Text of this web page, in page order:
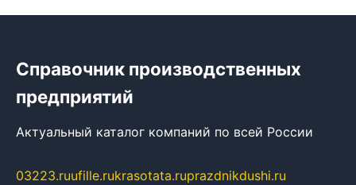
Справочник производственных
предприятий
Актуальный каталог компаний по всей России
03223.ruufille.rukrasotata.ruprazdnikdushi.ru